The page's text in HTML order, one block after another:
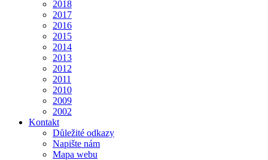
2018
2017
2016
2015
2014
2013
2012
2011
2010
2009
2002
Kontakt
Důležité odkazy
Napište nám
Mapa webu